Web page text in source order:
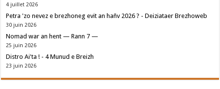
4 juillet 2026
Petra 'zo nevez e brezhoneg evit an hañv 2026 ? - Deiziataer Brezhoweb
30 juin 2026
Nomad war an hent — Rann 7 —
25 juin 2026
Distro Ai'ta ! - 4 Munud e Breizh
23 juin 2026